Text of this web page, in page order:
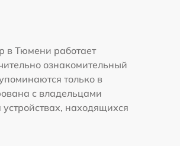
в Тюмени работает
ознакомительный
только в
с владельцами
находящихся